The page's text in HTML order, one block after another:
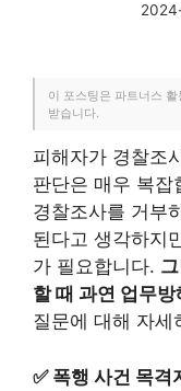
이 포스팅은 파트너스
받습니다.
피해자가 경찰조
판단은 매우 복잡
경찰조사를 거부
된다고 생각하지
가 필요합니다.
할 때 과연 업무
질문에 대해 자세
✅ 폭행 사건 목격